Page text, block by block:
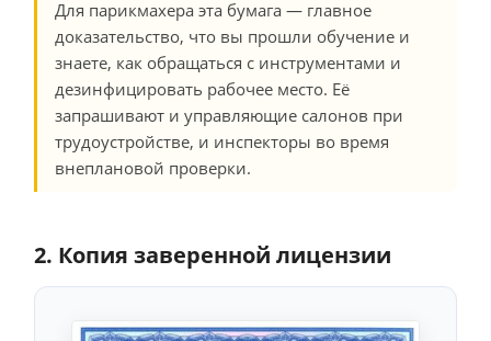
Для парикмахера эта бумага — главное
доказательство, что вы прошли обучение и
знаете, как обращаться с инструментами и
дезинфицировать рабочее место. Её
запрашивают и управляющие салонов при
трудоустройстве, и инспекторы во время
внеплановой проверки.
2. Копия заверенной лицензии